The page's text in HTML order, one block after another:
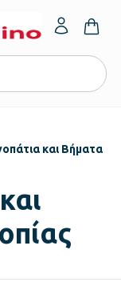
και Βήματα